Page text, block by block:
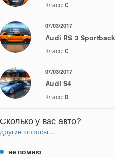
Класс:C
07/03/2017
Audi RS 3 Sportback
Класс:C
07/03/2017
Audi S4
Класс: D
Сколько у вас авто?
другие опросы...
не помню